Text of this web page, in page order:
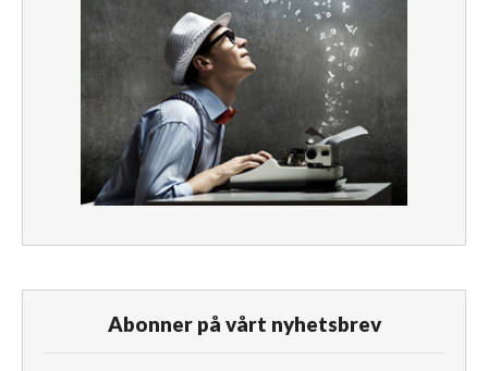
Abonner på vårt nyhetsbrev